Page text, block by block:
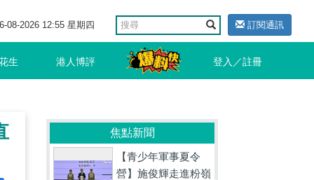
08-2026 12:55 星期四 訂閱通訊
生 港人博評 登入／註冊
焦點新聞
【青少年軍事夏令
營】施俊輝走進粉嶺